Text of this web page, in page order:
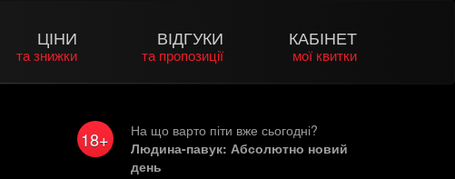
ЦІНИ
та знижки
ВІДГУКИ
та пропозиції
КАБІНЕТ
мої квитки
18+
На що варто піти вже сьогодні?
Людина-павук: Абсолютно новий
день